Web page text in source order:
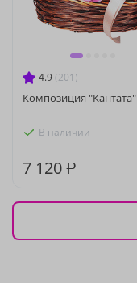
4.9 (201)
Композиция "Кантата"
В наличии
7 120 ₽